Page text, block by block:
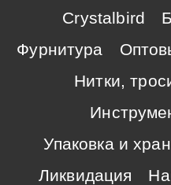
Crystalbird
Фурнитура
Нитки,
Упаковка и
Ликвидация